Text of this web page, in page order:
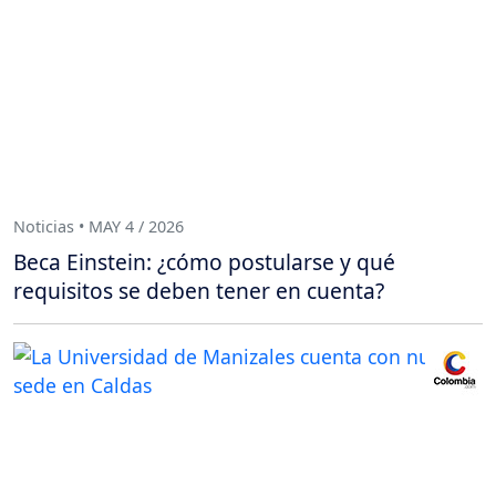
Noticias • MAY 4 / 2026
Beca Einstein: ¿cómo postularse y qué
requisitos se deben tener en cuenta?